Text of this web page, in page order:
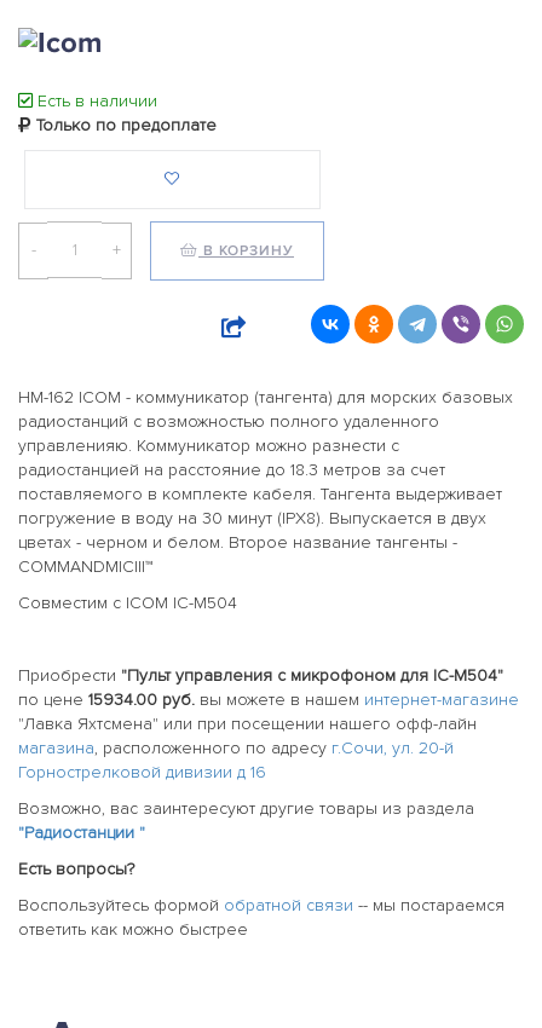
Есть в наличии
Только по предоплате
- + В КОРЗИНУ
HM-162 ICOM - коммуникатор (тангента) для морских базовых
радиостанций с возможностью полного удаленного
управленияю. Коммуникатор можно разнести с
радиостанцией на расстояние до 18.3 метров за счет
поставляемого в комплекте кабеля. Тангента выдерживает
погружение в воду на 30 минут (IPX8). Выпускается в двух
цветах - черном и белом. Второе название тангенты -
COMMANDMICIII™
Совместим с ICOM IC-M504
Приобрести "Пульт управления с микрофоном для IC-M504"
по цене 15934.00 руб. вы можете в нашем интернет-магазине
"Лавка Яхтсмена" или при посещении нашего офф-лайн
магазина, расположенного по адресу г.Сочи, ул. 20-й
Горнострелковой дивизии д 16
Возможно, вас заинтересуют другие товары из раздела
"Радиостанции "
Есть вопросы?
Воспользуйтесь формой обратной связи -- мы постараемся
ответить как можно быстрее